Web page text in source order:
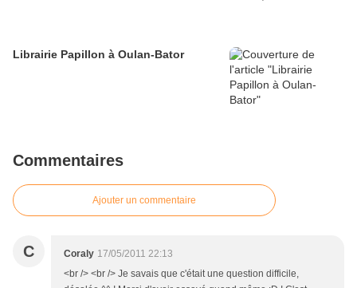
Librairie Papillon à Oulan-Bator
Commentaires
Ajouter un commentaire
C Coraly 17/05/2011 22:13
<br /> <br /> Je savais que c'était une question difficile,